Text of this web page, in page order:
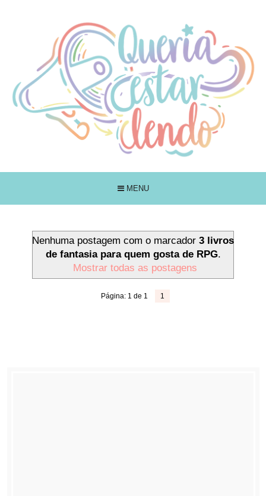
MENU
Nenhuma postagem com o marcador 3 livros
de fantasia para quem gosta de RPG.
Mostrar todas as postagens
Página: 1 de 1 1